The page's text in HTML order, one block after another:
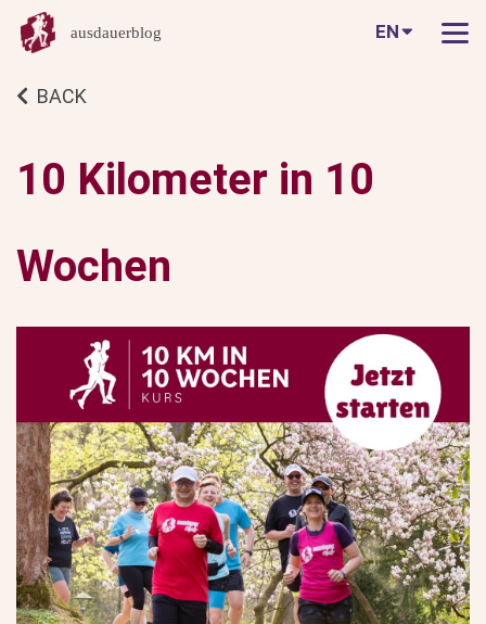
ausdauerblog EN
BACK
10 Kilometer in 10
Wochen